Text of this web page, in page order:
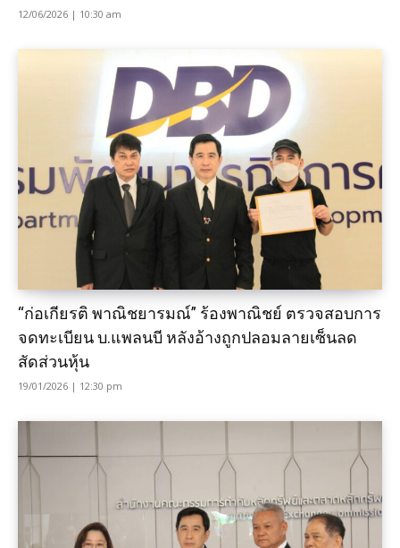
12/06/2026 | 10:30 am
“ก่อเกียรติ พาณิชยารมณ์” ร้องพาณิชย์ ตรวจสอบการ
จดทะเบียน บ.แพลนบี หลังอ้างถูกปลอมลายเซ็นลด
สัดส่วนหุ้น
19/01/2026 | 12:30 pm